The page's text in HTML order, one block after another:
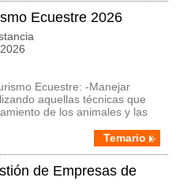
Ecuestre 2026
Ecuestre: -Manejar
aquellas técnicas que
de los animales y las
Temario
de Empresas de